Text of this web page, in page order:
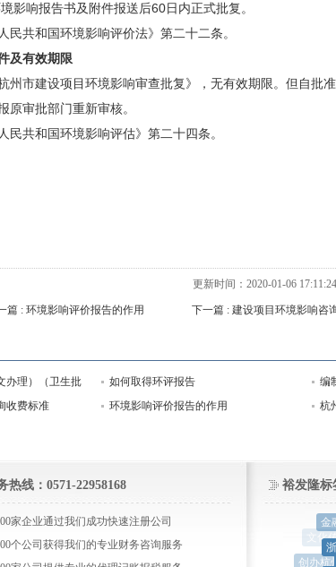
境影响报告书及附件报送后60日内正式批复。
民共和国环境影响评价法》第二十二条。
及有效期限
州市建设项目环境影响审查批复》，无有效期限。但自批
原审批部门重新审核。
民共和国环境影响评估》第二十四条。
更新时间：2020-01-06
篇 : 环境影响评价报告的作用 下一篇 : 建设项目环境影响咨
办理）（卫生批
如何取得环评报告
编
收费标准
环境影响评价报告的作用 杭
热线：0571-22958168
家企业通过我们成功快速注册公司
个公司获得我们的专业财务咨询服务
裕发隆标
金
创办杭